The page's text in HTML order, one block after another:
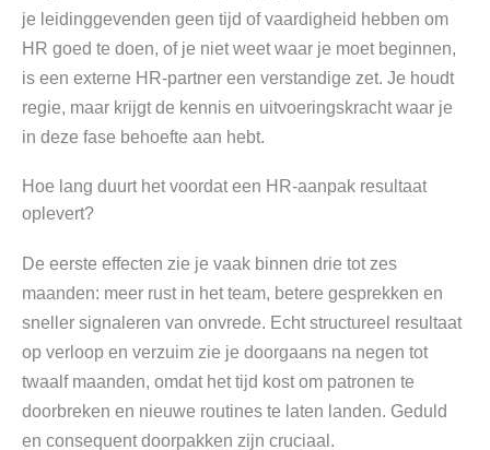
je leidinggevenden geen tijd of vaardigheid hebben om
HR goed te doen, of je niet weet waar je moet beginnen,
is een externe HR-partner een verstandige zet. Je houdt
regie, maar krijgt de kennis en uitvoeringskracht waar je
in deze fase behoefte aan hebt.
Hoe lang duurt het voordat een HR-aanpak resultaat
oplevert?
De eerste effecten zie je vaak binnen drie tot zes
maanden: meer rust in het team, betere gesprekken en
sneller signaleren van onvrede. Echt structureel resultaat
op verloop en verzuim zie je doorgaans na negen tot
twaalf maanden, omdat het tijd kost om patronen te
doorbreken en nieuwe routines te laten landen. Geduld
en consequent doorpakken zijn cruciaal.